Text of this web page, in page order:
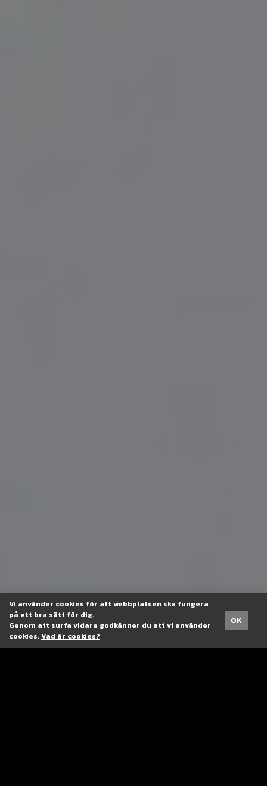
Vi använder cookies för att webbplatsen ska fungera
på ett bra sätt för dig.
Genom att surfa vidare godkänner du att vi använder
cookies.Vad är cookies?
OK